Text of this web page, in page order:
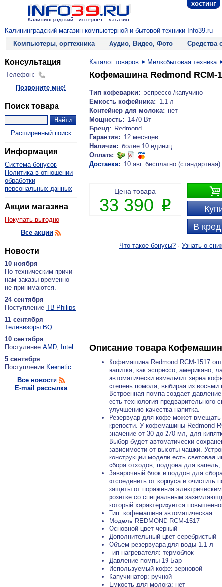
хостинг
Калининградский магазин компьютерной и бытовой техники Info39.ru
Компьютеры, оргтехника
Аудио, Видео, Фото Средства
Консультация
Телефон:
Позвоните мне!
Поиск товара
Расширенный поиск
Информация
Система бонусов
Политика в отношении
обработки
персональных данных
Акции магазина
Покупать выгодно
Все акции
Новости
10 ноября
По тех­ни­че­ским при­чи­
нам за­ка­зы вре­мен­но
не при­ни­ма­ют­ся.
24 сентября
По­ступ­ле­ние ТВ Philips
11 сентября
Теле­ви­зо­ры BQ
10 сентября
По­сту­ле­ние AMD, Intel
5 сентября
По­ступ­ле­ние Keenetic
Все новости
E-mail рассылка
Каталог товаров Мелкобытовая техника
Кофемашина Redmond RCM-
Тип кофеварки: эспрессо /капучино
Емкость кофейника: 1.1 л
Контейнер для молока: нет
Мощность: 1470 Вт
Бренд:
Redmond
Гарантия: 12 месяцев
Наличие: более 10 единиц
Оплата:
Доставка: 10 авг. бесплатно (стандартная)

В
Цена товара
33 390 P
Что такое бонусы? · Узнать о
Описание товара
Кофемашина Redmond RCM-1517
напитка, как эспрессо, американо,
автоматически измельчит зерна
степень помола, выбирая из восьми
Встроенная помпа создает
есть технология предварительного
улучшению качества напитка.
Резервуар для кофе может вмещать
крепости. У кофемашины Redmond
значение от 30 до 270 мл, для
Выбор будет автоматически
зависимости от высоты чашки.
конструкции модели есть световая
сбора отходов, поддона для
Заварочный блок и поддон для
отсоединить от корпуса и
защиты от поражения
розетке со специальным
который характеризуется
Тип: кофемашина автоматическая
Модель REDMOND RCM-1517
Основной цвет черный
Дополнительный цвет серебристый
Объем резервуара для воды 1.1 л
Тип нагревателя: термоблок
Давление помпы 19 Бар
Используемый кофе: зерновой
Капучинатор: ручной
Емкость для молока: нет